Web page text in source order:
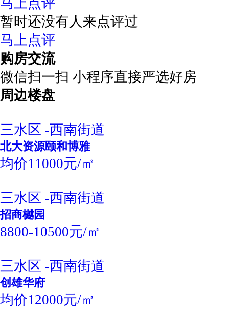
马上点评
暂时还没有人来点评过
马上点评
购房交流
微信扫一扫 小程序直接严选好房
周边楼盘
三水区 -西南街道
北大资源颐和博雅
均价11000元/㎡
三水区 -西南街道
招商樾园
8800-10500元/㎡
三水区 -西南街道
创雄华府
均价12000元/㎡